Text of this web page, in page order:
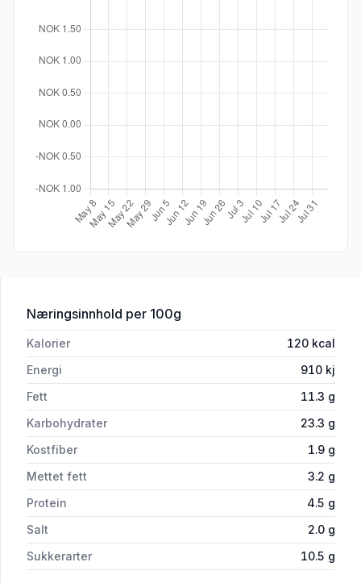
Næringsinnhold for 'Saritas Butter Chicken Middagskit
per 100g
Kalorier 120 kcal
Energi
910 kj
Fett
11.3 g
Karbohydrater
23.3 g
Kostfiber
1.9 g
Mettet fett
3.2 g
Protein
4.5 g
Salt
2.0 g
Sukkerarter
10.5 g